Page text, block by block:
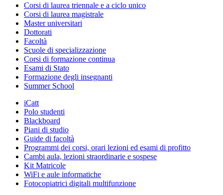
Corsi di laurea triennale e a ciclo unico
Corsi di laurea magistrale
Master universitari
Dottorati
Facoltà
Scuole di specializzazione
Corsi di formazione continua
Esami di Stato
Formazione degli insegnanti
Summer School
iCatt
Polo studenti
Blackboard
Piani di studio
Guide di facoltà
Programmi dei corsi, orari lezioni ed esami di profitto
Cambi aula, lezioni straordinarie e sospese
Kit Matricole
WiFi e aule informatiche
Fotocopiatrici digitali multifunzione